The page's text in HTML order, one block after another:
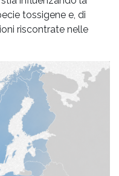
tossigene e, di
riscontrate nelle